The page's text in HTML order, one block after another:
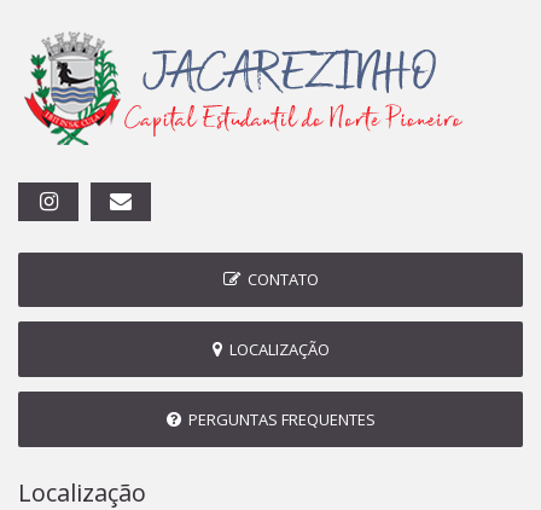
CONTATO
LOCALIZAÇÃO
PERGUNTAS FREQUENTES
Localização